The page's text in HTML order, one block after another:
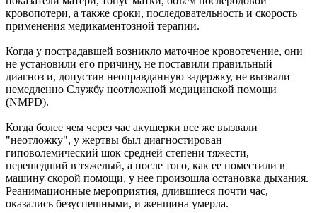
кровопотери, а также сроки, последовательность и скорость
применения медикаментозной терапии.
Когда у пострадавшей возникло маточное кровотечение, они
не установили его причину, не поставили правильный
диагноз и, допустив неоправданную задержку, не вызвали
немедленно Службу неотложной медицинской помощи
(NMPD).
Когда более чем через час акушерки все же вызвали
"неотложку", у жертвы был диагностирован
гиповолемический шок средней степени тяжести,
перешедший в тяжелый, а после того, как ее поместили в
машину скорой помощи, у нее произошла остановка дыхания.
Реанимационные мероприятия, длившиеся почти час,
оказались безуспешными, и женщина умерла.